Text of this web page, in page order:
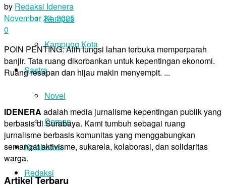
Kampus
Kampung Kota
Sastra
Novel
Cerpen
Kolaborasi
Redaksi
by Redaksi Idenera
November 24, 2025
0
POIN PENTING: Alih fungsi lahan terbuka memperparah
banjir. Tata ruang dikorbankan untuk kepentingan ekonomi.
Ruang resapan dan hijau makin menyempit. ...
IDENERA adalah media jurnalisme kepentingan publik yang
berbasis di Surabaya. Kami tumbuh sebagai ruang
jurnalisme berbasis komunitas yang menggabungkan
semangat aktivisme, sukarela, kolaborasi, dan solidaritas
warga.
Artikel Terbaru